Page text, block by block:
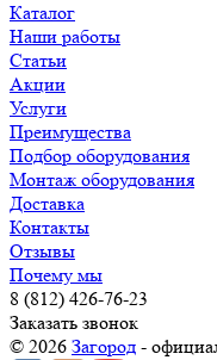
Каталог
Наши работы
Статьи
Акции
Услуги
Преимущества
Подбор оборудования
Монтаж оборудования
Доставка
Контакты
Отзывы
Почему мы
8 (812) 426-76-23
Заказать звонок
© 2026 Загород -